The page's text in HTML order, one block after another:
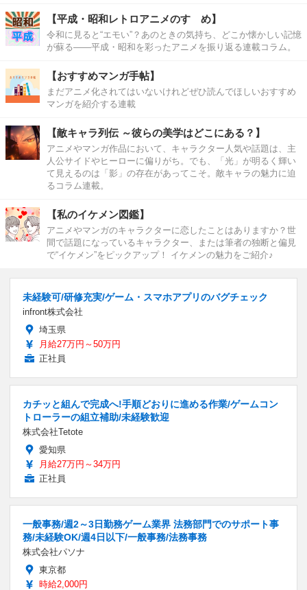
【平成・昭和レトロアニメのすゝめ】
令和に見ると“エモい”？あのときの気持ち、どこか懐かしい記憶
が蘇る――平成・昭和を彩ったアニメを振り返る連載コラム。
【おすすめマンガ手帖】
まだアニメ化されてはいないけれどぜひ読んでほしいおすすめ
マンガを紹介する連載
【敵キャラ列伝 ～彼らの美学はどこにある？】
アニメやマンガ作品において、キャラクター人気や話題は、主
人公サイドやヒーローに偏りがち。でも、「光」が明るく輝い
て見えるのは「影」の存在があってこそ。敵キャラの魅力に迫
るコラム連載。
【私のイケメン図鑑】
アニメやマンガのキャラクターに恋したことはありますか？世
間で話題になっているキャラクター、または筆者の独断と偏見
で“イケメン”をピックアップ！ イケメンの魅力をご紹介♪
未経験可/研修充実/ゲーム・スマホアプリのバグチェック
infront株式会社
埼玉県
月給27万円～50万円
正社員
カチッと組んで完成へ!手順どおりに進める作業/ゲームコン
トローラーの組立補助/未経験歓迎
株式会社Tetote
愛知県
月給27万円～34万円
正社員
一般事務/週2～3日勤務ゲーム業界 法務部門でのサポート事
務/未経験OK/週4日以下/一般事務/法務事務
株式会社パソナ
東京都
時給2,000円